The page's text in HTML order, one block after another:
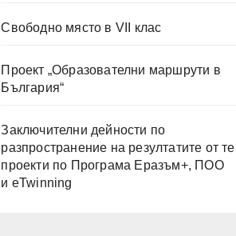
Свободно място в VII клас
Проект „Образователни маршрути в
България“
Заключителни дейности по
разпространение на резултатите от
проекти по Програма Еразъм+, ПОО
и eTwinning